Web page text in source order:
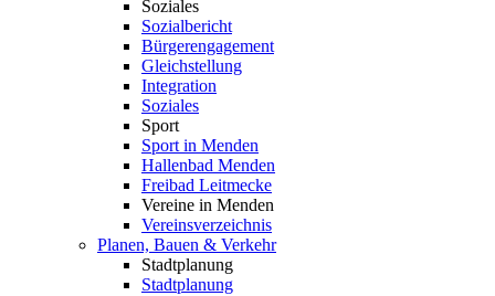
Soziales
Sozialbericht
Bürgerengagement
Gleichstellung
Integration
Soziales
Sport
Sport in Menden
Hallenbad Menden
Freibad Leitmecke
Vereine in Menden
Vereinsverzeichnis
Planen, Bauen & Verkehr
Stadtplanung
Stadtplanung